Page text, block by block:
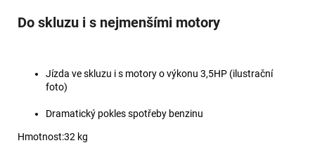
Do skluzu i s nejmenšími motory
Jízda ve skluzu i s motory o výkonu 3,5HP (ilustrační
foto)
Dramatický pokles spotřeby benzinu
Hmotnost:32 kg